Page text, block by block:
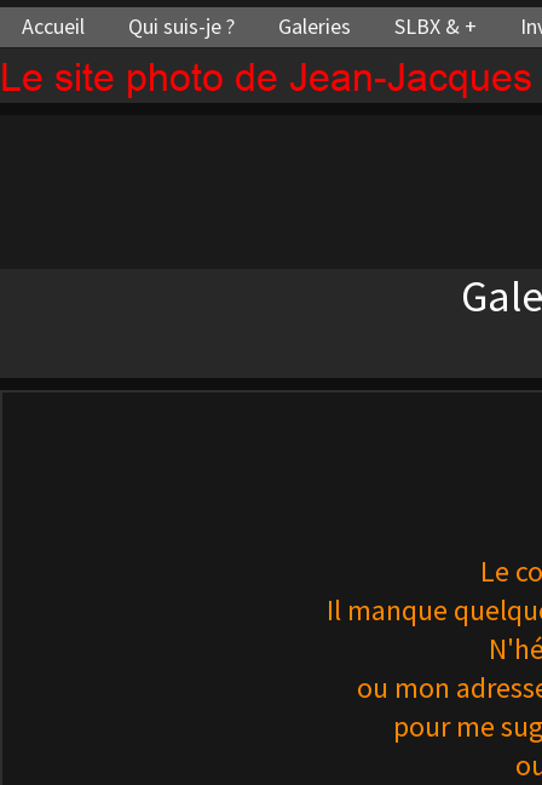
Le site photo de Jean-
Accueil Qui suis-je ? Galeries SLBX & +
Le
Il manque
ou mon
pour me